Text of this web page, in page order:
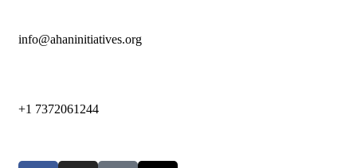
info@ahaninitiatives.org
+1 7372061244